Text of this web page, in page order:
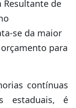
Resultante de
se da maior
para
contínuas
estaduais, é